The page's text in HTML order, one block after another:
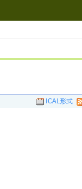
ICAL形式